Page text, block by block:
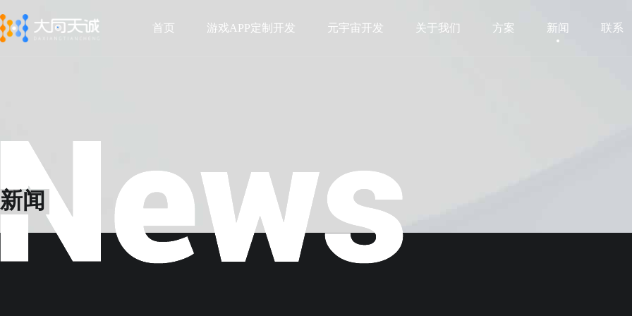
首页 游戏APP定制开发 元宇宙开发 关于我们 方案 新闻 联系
新闻